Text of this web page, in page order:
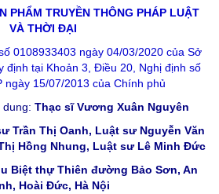
PHẨM TRUYỀN THÔNG PHÁP LUẬT
VÀ THỜI ĐẠI
0108933403 ngày 04/03/2020 của Sở
định tại Khoản 3, Điều 20, Nghị định số
ngày 15/07/2013 của Chính phủ
dung: Thạc sĩ Vương Xuân Nguyên
Trần Thị Oanh, Luật sư Nguyễn Văn
Hồng Nhung, Luật sư Lê Minh Đức
Biệt thự Thiên đường Bảo Sơn, An
Hoài Đức, Hà Nội